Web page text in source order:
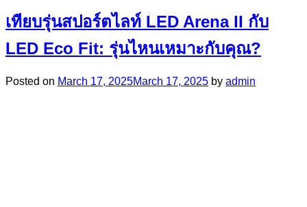
เทียบรุ่นสปอร์ตไลท์ LED Arena II กับ
LED Eco Fit: รุ่นไหนเหมาะกับคุณ?
Posted on March 17, 2025March 17, 2025 by admin